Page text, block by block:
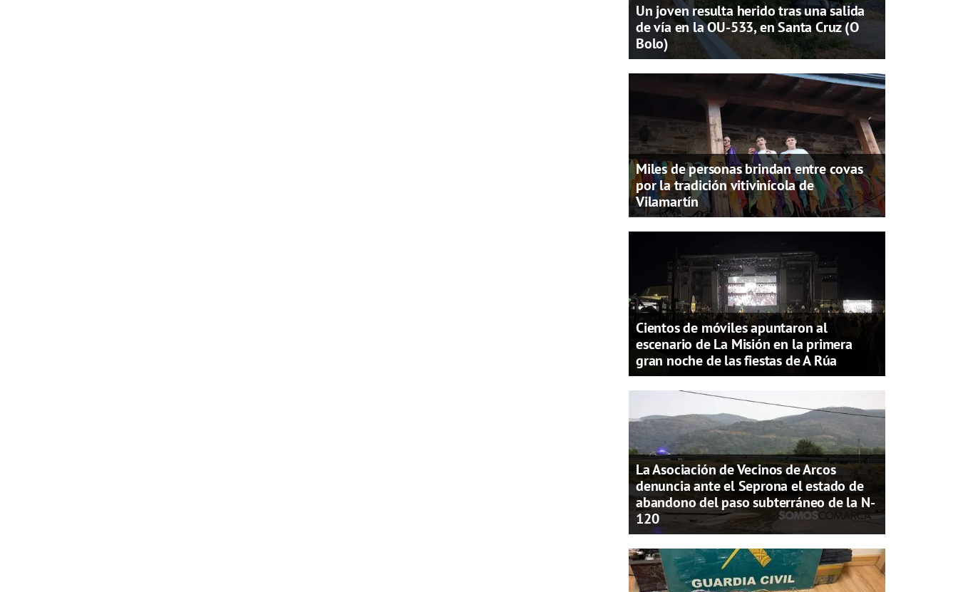
Un joven resulta herido tras una salida
de vía en la OU-533, en Santa Cruz (O
Bolo)
Miles de personas brindan entre covas
por la tradición vitivinícola de
Vilamartín
Cientos de móviles apuntaron al
escenario de La Misión en la primera
gran noche de las fiestas de A Rúa
La Asociación de Vecinos de Arcos
denuncia ante el Seprona el estado de
abandono del paso subterráneo de la N-
120